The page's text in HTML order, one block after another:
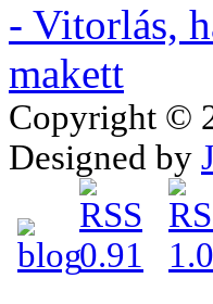
Copyright ©
Designed by